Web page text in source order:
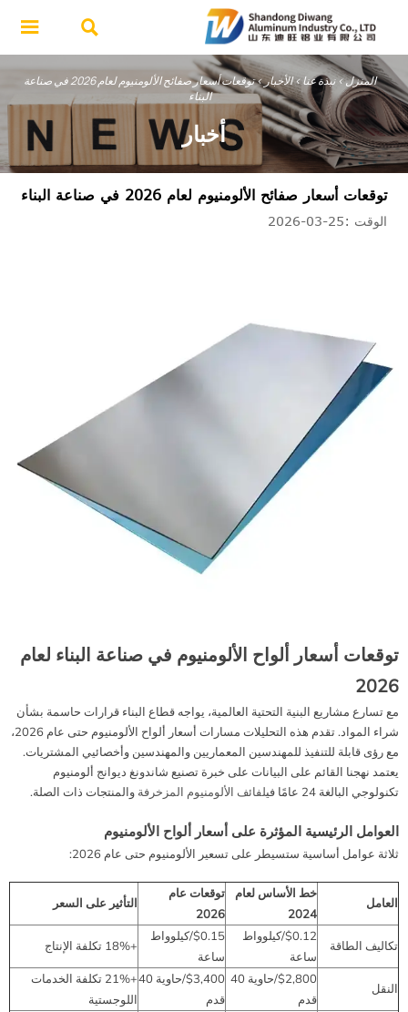


المنزل>نبذة عنا>الأخبار>
توقعات أسعار صفائح الألومنيوم لعام 2026 في صناعة
البناء
أخبار
توقعات أسعار صفائح الألومنيوم لعام 2026 في صناعة البناء
الوقت :25-03-2026
توقعات أسعار ألواح الألومنيوم في صناعة البناء لعام
2026
مع تسارع مشاريع البنية التحتية العالمية، يواجه قطاع البناء قرارات حاسمة بشأن
شراء المواد. تقدم هذه التحليلات مسارات أسعار ألواح الألومنيوم حتى عام 2026،
مع رؤى قابلة للتنفيذ للمهندسين المعماريين والمهندسين وأخصائيي المشتريات.
يعتمد نهجنا القائم على البيانات على خبرة تصنيع شاندونغ ديوانج ألومنيوم
تكنولوجي البالغة 24 عامًا في
لفائف الألومنيوم المزخرفة والمنتجات ذات الصلة.
العوامل الرئيسية المؤثرة على أسعار ألواح الألومنيوم
ثلاثة عوامل أساسية ستسيطر على تسعير الألومنيوم حتى عام 2026:
العامل
خط الأساس لعام
2024
توقعات عام
2026
التأثير على السعر
تكاليف الطاقة
$0.12/كيلوواط
ساعة
$0.15/كيلوواط
ساعة
+18% تكلفة الإنتاج
النقل
$2,800/حاوية 40
قدم
$3,400/حاوية 40
قدم
+21% تكلفة الخدمات
اللوجستية